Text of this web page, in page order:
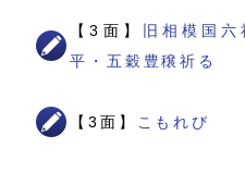
【3面】
旧相模国
平・五穀豊穣祈る
【3面】 こもれび